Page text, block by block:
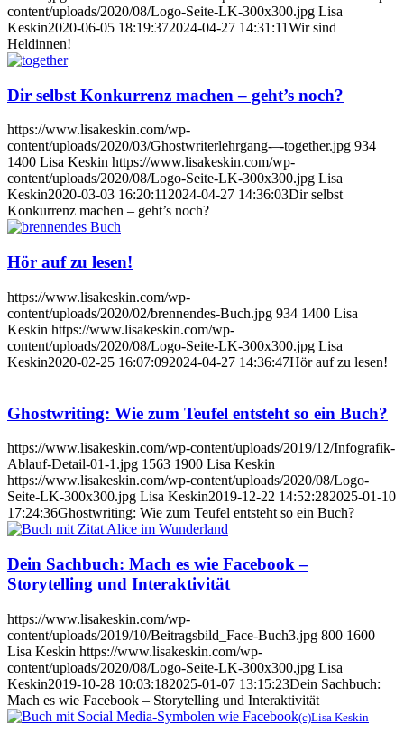
content/uploads/2020/08/Logo-Seite-LK-300x300.jpg Lisa
Keskin2020-06-05 18:19:372024-04-27 14:31:11Wir sind
Heldinnen!
Dir selbst Konkurrenz machen – geht’s noch?
https://www.lisakeskin.com/wp-
content/uploads/2020/03/Ghostwriterlehrgang-–-together.jpg 934
1400 Lisa Keskin https://www.lisakeskin.com/wp-
content/uploads/2020/08/Logo-Seite-LK-300x300.jpg Lisa
Keskin2020-03-03 16:20:112024-04-27 14:36:03Dir selbst
Konkurrenz machen – geht’s noch?
Hör auf zu lesen!
https://www.lisakeskin.com/wp-
content/uploads/2020/02/brennendes-Buch.jpg 934 1400 Lisa
Keskin https://www.lisakeskin.com/wp-
content/uploads/2020/08/Logo-Seite-LK-300x300.jpg Lisa
Keskin2020-02-25 16:07:092024-04-27 14:36:47Hör auf zu lesen!
Ghostwriting: Wie zum Teufel entsteht so ein Buch?
https://www.lisakeskin.com/wp-content/uploads/2019/12/Infografik-
Ablauf-Detail-01-1.jpg 1563 1900 Lisa Keskin
https://www.lisakeskin.com/wp-content/uploads/2020/08/Logo-
Seite-LK-300x300.jpg Lisa Keskin2019-12-22 14:52:282025-01-10
17:24:36Ghostwriting: Wie zum Teufel entsteht so ein Buch?
Dein Sachbuch: Mach es wie Facebook –
Storytelling und Interaktivität
https://www.lisakeskin.com/wp-
content/uploads/2019/10/Beitragsbild_Face-Buch3.jpg 800 1600
Lisa Keskin https://www.lisakeskin.com/wp-
content/uploads/2020/08/Logo-Seite-LK-300x300.jpg Lisa
Keskin2019-10-28 10:03:182025-01-07 13:15:23Dein Sachbuch:
Mach es wie Facebook – Storytelling und Interaktivität
(c)Lisa Keskin